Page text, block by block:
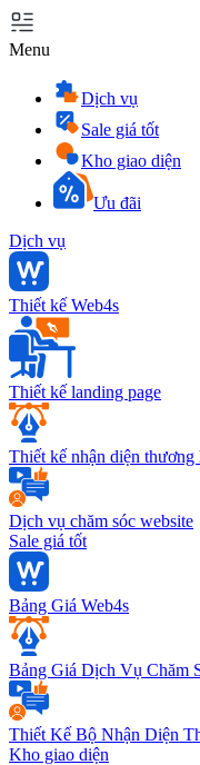
Menu
Dịch vụ
Sale giá tốt
Kho giao diện
Ưu đãi
Dịch vụ
Thiết kế Web4s
Thiết kế landing page
Thiết kế nhận diện thương
Dịch vụ chăm sóc website
Sale giá tốt
Bảng Giá Web4s
Bảng Giá Dịch Vụ Chăm
Thiết Kế Bộ Nhận Diện
Kho giao diện